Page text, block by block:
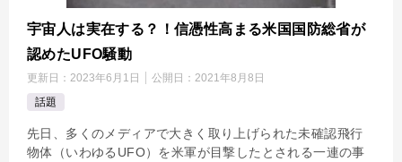
宇宙人は実在する？！信憑性高まる米国国防総省が
認めたUFO騒動
更新日： 2023年6月1日 公開日： 2021年8月8日
話題
先日、多くのメディアで大きく取り上げられた未確認飛行
物体（いわゆるUFO）を米軍が目撃したとされる一連の事